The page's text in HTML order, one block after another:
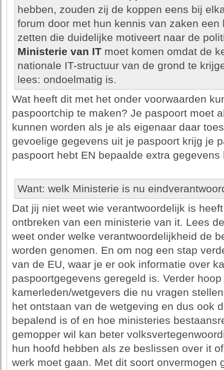
hebben, zouden zij de koppen eens bij
forum door met hun kennis van zaken
zetten die duidelijke motiveert naar de
Ministerie van ITmoet komen omdat de
nationale IT-structuur van de grond te
lees: ondoelmatig is.
Wat heeft dit met het onder voorwaarden
paspoortchip te maken? Je paspoort moet
kunnen worden als je als eigenaar daar
gevoelige gegevens uit je paspoort krijg je
paspoort hebt EN bepaalde extra
Want: welk Ministerie is nu
Dat jij niet weet wie verantwoordelijk is
ontbreken van een ministerie van it. Lees
weet onder welke verantwoordelijkheid de
worden genomen. En om nog een stap
van de EU, waar je er ook informatie over
paspoortgegevens geregeld is. Verder
kamerleden/wetgevers die nu vragen
het ontstaan van de wetgeving en dus ook
bepalend is of en hoe ministeries
gemopper wil kan beter
hun hoofd hebben als ze beslissen over it
werk moet gaan. Met dit soort onvermogen